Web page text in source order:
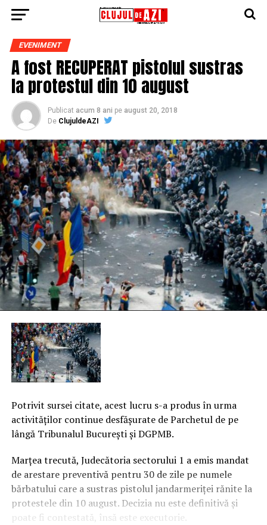
EVENIMENT
A fost RECUPERAT pistolul sustras
la protestul din 10 august
Publicat acum 8 ani pe august 20, 2018
De ClujuldeAZI
Potrivit sursei citate, acest lucru s-a produs în urma
activităţilor continue desfăşurate de Parchetul de pe
lângă Tribunalul Bucureşti şi DGPMB.
Marţea trecută, Judecătoria sectorului 1 a emis mandat
de arestare preventivă pentru 30 de zile pe numele
bărbatului care a sustras pistolul jandarmeriţei rănite la
protestele din 10 august. Decizia nu este definitivă şi
poate fi contestată, însă este executorie.